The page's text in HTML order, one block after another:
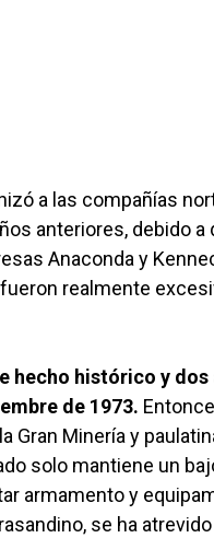
a las compañías
anteriores, debido
Anaconda y
realmente
hecho histórico y
de 1973.
Gran Minería y
solo mantiene un
armamento y
se ha